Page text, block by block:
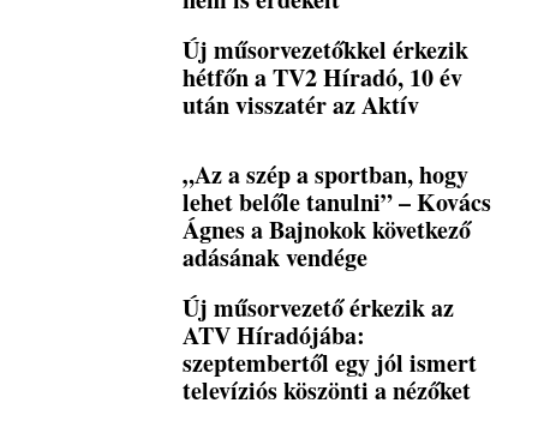
Új műsorvezetőkkel érkezik
hétfőn a TV2 Híradó, 10 év
után visszatér az Aktív
„Az a szép a sportban, hogy
lehet belőle tanulni” – Kovács
Ágnes a Bajnokok következő
adásának vendége
Új műsorvezető érkezik az
ATV Híradójába:
szeptembertől egy jól ismert
televíziós köszönti a nézőket